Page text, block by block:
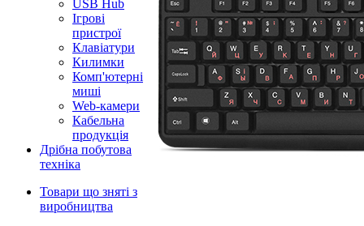
USB Hub
Ігрові
пристрої
Клавіатури
Килимки
Комп'ютерні
миші
Web-камери
Кабельна
продукція
Дрібна побутова
техніка
Товари що зняті з
виробництва